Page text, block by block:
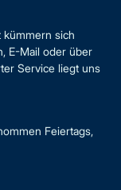
sich
E-Mail oder über
Service liegt uns
Feiertags,